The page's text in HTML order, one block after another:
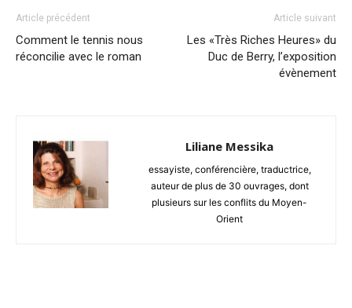
Article précédent
Comment le tennis nous
réconcilie avec le roman
Article suivant
Les «Très Riches Heures» du
Duc de Berry, l’exposition
évènement
Liliane Messika
essayiste, conférencière, traductrice,
auteur de plus de 30 ouvrages, dont
plusieurs sur les conflits du Moyen-
Orient